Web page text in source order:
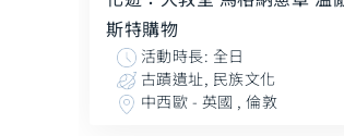
斯特購物
活動時長: 全日
古蹟遺址, 民族文化
中西歐 - 英國 , 倫敦